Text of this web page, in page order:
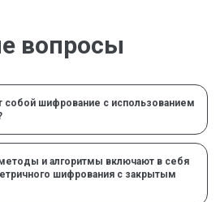
вопросы
собой шифрование с использованием
и алгоритмы включают в себя
шифрования с закрытым